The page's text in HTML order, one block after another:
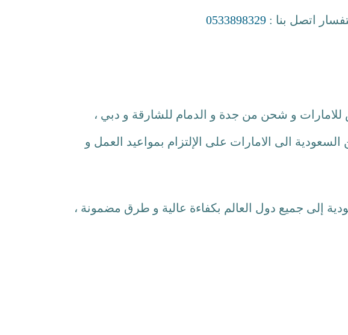
اتصل بنا : 0533898329
و شحن من جدة و الدمام للشارقة و دبي ،
الى الامارات على الإلتزام بمواعيد العمل و
إلى جميع دول العالم بكفاءة عالية و طرق مضمونة ،